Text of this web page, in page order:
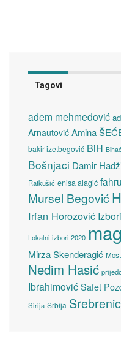
Tagovi
adem mehmedović
Arnautović Amina
bakir izetbegović BiH Bihać
Bošnjaci Damir
Ratkušić enisa alagić
Mursel Begović
Irfan Horozović Izbori
Lokalni izbori 2020
Mirza Skenderagić
Nedim Hasić
Ibrahimović Safet
Sirija Srbija